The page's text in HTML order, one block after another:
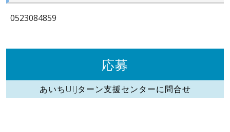
0523084859
応募
あいちUIJターン支援センターに問合せ